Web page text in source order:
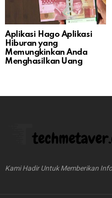
Aplikasi Hago Aplikasi
Hiburan yang
Memungkinkan Anda
Menghasilkan Uang
Kami Hadir Untuk Memberikan